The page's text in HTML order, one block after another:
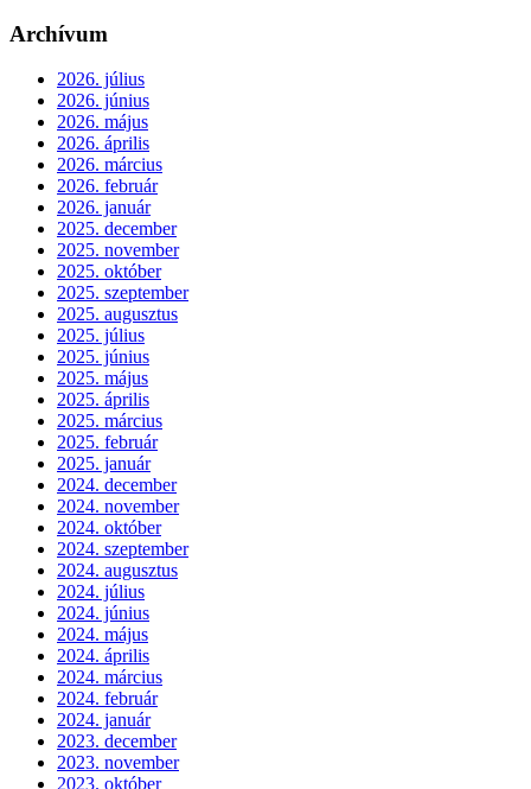
Archívum
2026. július
2026. június
2026. május
2026. április
2026. március
2026. február
2026. január
2025. december
2025. november
2025. október
2025. szeptember
2025. augusztus
2025. július
2025. június
2025. május
2025. április
2025. március
2025. február
2025. január
2024. december
2024. november
2024. október
2024. szeptember
2024. augusztus
2024. július
2024. június
2024. május
2024. április
2024. március
2024. február
2024. január
2023. december
2023. november
2023. október